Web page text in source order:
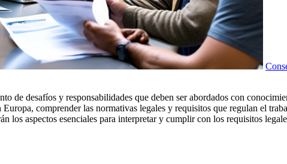
de desafíos y responsabilidades que deben ser abordados con
comprender las normativas legales y requisitos que regulan el
los aspectos esenciales para interpretar y cumplir con los requisitos